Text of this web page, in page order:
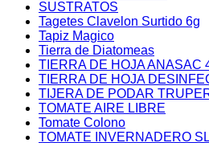
SUSTRATOS
Tagetes Clavelon Surtido 6g
Tapiz Magico
Tierra de Diatomeas
TIERRA DE HOJA ANASAC
TIERRA DE HOJA
TIJERA DE PODAR
TOMATE AIRE LIBRE
Tomate Colono
TOMATE INVERNADERO